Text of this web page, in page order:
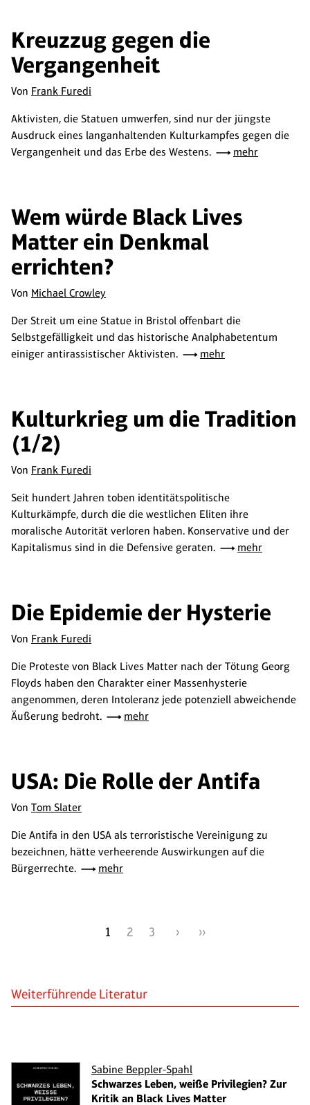
Kreuzzug gegen die
Vergangenheit
Von Frank Furedi
Aktivisten, die Statuen umwerfen, sind nur der jüngste
Ausdruck eines langanhaltenden Kulturkampfes gegen die
Vergangenheit und das Erbe des Westens.
mehr
Wem würde Black Lives
Matter ein Denkmal
errichten?
Von Michael Crowley
Der Streit um eine Statue in Bristol offenbart die
Selbstgefälligkeit und das historische Analphabetentum
einiger antirassistischer Aktivisten.
mehr
Kulturkrieg um die Tradition
(1/2)
Von Frank Furedi
Seit hundert Jahren toben identitätspolitische
Kulturkämpfe, durch die die westlichen Eliten ihre
moralische Autorität verloren haben. Konservative und der
Kapitalismus sind in die Defensive geraten.
mehr
Die Epidemie der Hysterie
Von Frank Furedi
Die Proteste von Black Lives Matter nach der Tötung Georg
Floyds haben den Charakter einer Massenhysterie
angenommen, deren Intoleranz jede potenziell abweichende
Äußerung bedroht.
mehr
USA: Die Rolle der Antifa
Von Tom Slater
Die Antifa in den USA als terroristische Vereinigung zu
bezeichnen, hätte verheerende Auswirkungen auf die
Bürgerrechte.
mehr
1 2 3 › ››
Weiterführende Literatur
Sabine Beppler-Spahl
Schwarzes Leben, weiße Privilegien? Zur
Kritik an Black Lives Matter